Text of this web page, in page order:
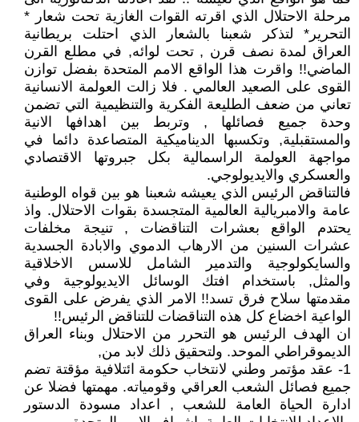
مرحلة الاحتلال الذي اقرته القوات الغازية تحت شعار *
التحرير* لتذكر شعبنا بالشعار الذي احتلت بريطانية
العراق لمدة نصف قرن , تحت لوائه, في مطلع القرن
الماضي!! واقرت هذا الواقع الامم المتحدة بفضل توازن
القوى على الصعيد العالمي . فلا زالت العولمة الانسانية
تعاني من ضعف الطليعة الفكرية والتنظيمية التي تضمن
وحدة جميع فصائلها , وتربط بين اهدافها الانية
والمستقبلية, وتكسبها الديناميكية المتصاعدة دائما في
مواجهة العولمة الراسمالية بكل جبروتها الاقتصادي
والعسكري والايديولوجي.
فالتناقض الرئيس الذي يعيشه شعبنا هو بين قواه الوطنية
عامة والامبريالية العالمية المتجسدة بقوات الاحتلال. واذ
يحتدم الواقع بعشرات التناقضات , تنيجة مخلفات
عشرات السنين من الارهاب الدموي والابادة الجسدية
والسايكولوجية والتدمير الشامل للاسس الاخلاقية
والمثل, باستخدام افتك الوسائل الايديولوجية وفي
مقدمتها سلاح فرق تسد!! الامر الذي يفرض على القوى
الواعية اخضاع كل هذه التناقضات للتناقض الرئيس!!
ان الهدف الرئيس هو التحرر من الاحتلال وبناء العراق
الديموقراطي الموحد. ولتحقيق ذلك لابد من,
1- عقد مؤتمر وطني لانتخاب حكومة ائتلافية مؤقتة تضم
جميع فصائل الشعب العراقي وقومياته. مهمتها فضلا عن
ادارة الحياة العامة للشعب , اعداد مسودة الدستور